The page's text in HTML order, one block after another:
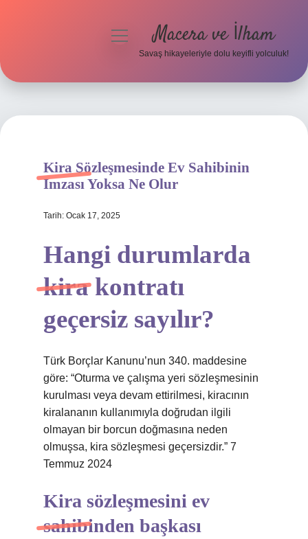
menüyüMacera ve İlham
Savaş hikayeleriyle dolu keyifli yolculuk!
Kira Sözleşmesinde Ev Sahibinin
Imzası Yoksa Ne Olur
Tarih: Ocak 17, 2025
Hangi durumlarda
kira kontratı
geçersiz sayılır?
Türk Borçlar Kanunu’nun 340. maddesine
göre: “Oturma ve çalışma yeri sözleşmesinin
kurulması veya devam ettirilmesi, kiracının
kiralananın kullanımıyla doğrudan ilgili
olmayan bir borcun doğmasına neden
olmuşsa, kira sözleşmesi geçersizdir.” 7
Temmuz 2024
Kira sözleşmesini ev
sahibinden başkası